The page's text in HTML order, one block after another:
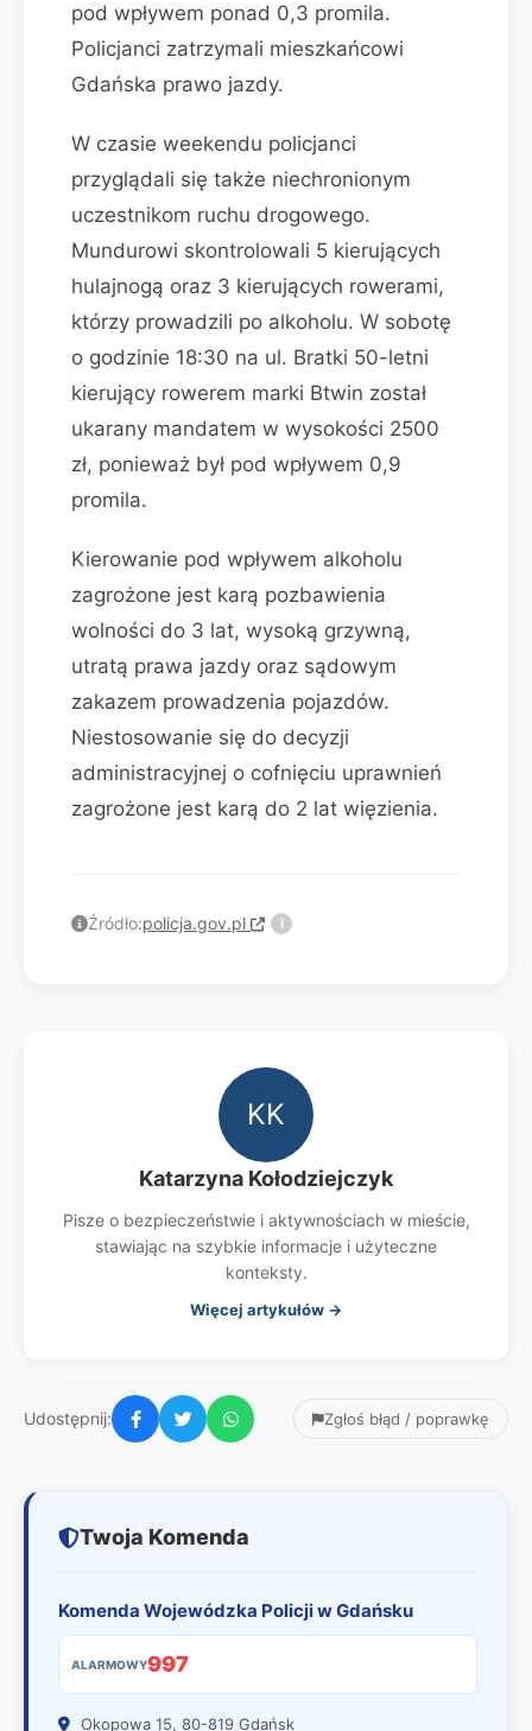
pod wpływem ponad 0,3 promila.
Policjanci zatrzymali mieszkańcowi
Gdańska prawo jazdy.
W czasie weekendu policjanci
przyglądali się także niechronionym
uczestnikom ruchu drogowego.
Mundurowi skontrolowali 5 kierujących
hulajnogą oraz 3 kierujących rowerami,
którzy prowadzili po alkoholu. W sobotę
o godzinie 18:30 na ul. Bratki 50-letni
kierujący rowerem marki Btwin został
ukarany mandatem w wysokości 2500
zł, ponieważ był pod wpływem 0,9
promila.
Kierowanie pod wpływem alkoholu
zagrożone jest karą pozbawienia
wolności do 3 lat, wysoką grzywną,
utratą prawa jazdy oraz sądowym
zakazem prowadzenia pojazdów.
Niestosowanie się do decyzji
administracyjnej o cofnięciu uprawnień
zagrożone jest karą do 2 lat więzienia.
Źródło:policja.gov.pl i
KK
Katarzyna Kołodziejczyk
Pisze o bezpieczeństwie i aktywnościach w mieście,
stawiając na szybkie informacje i użyteczne
konteksty.
Więcej artykułów →
Udostępnij: Zgłoś błąd / poprawkę
Twoja Komenda
Komenda Wojewódzka Policji w Gdańsku
ALARMOWY997
Okopowa 15, 80-819 Gdańsk